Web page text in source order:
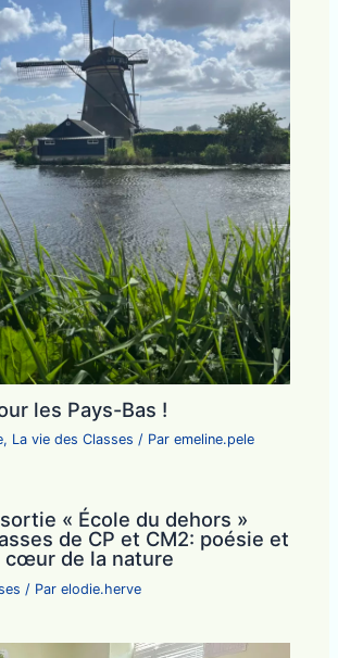
les Pays-Bas !
, La vie des Classes / Paremeline.pele
« École du dehors »
de CP et CM2: poésie et
cœur de la nature
/ Parelodie.herve